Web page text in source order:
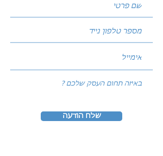
שלח הודעה